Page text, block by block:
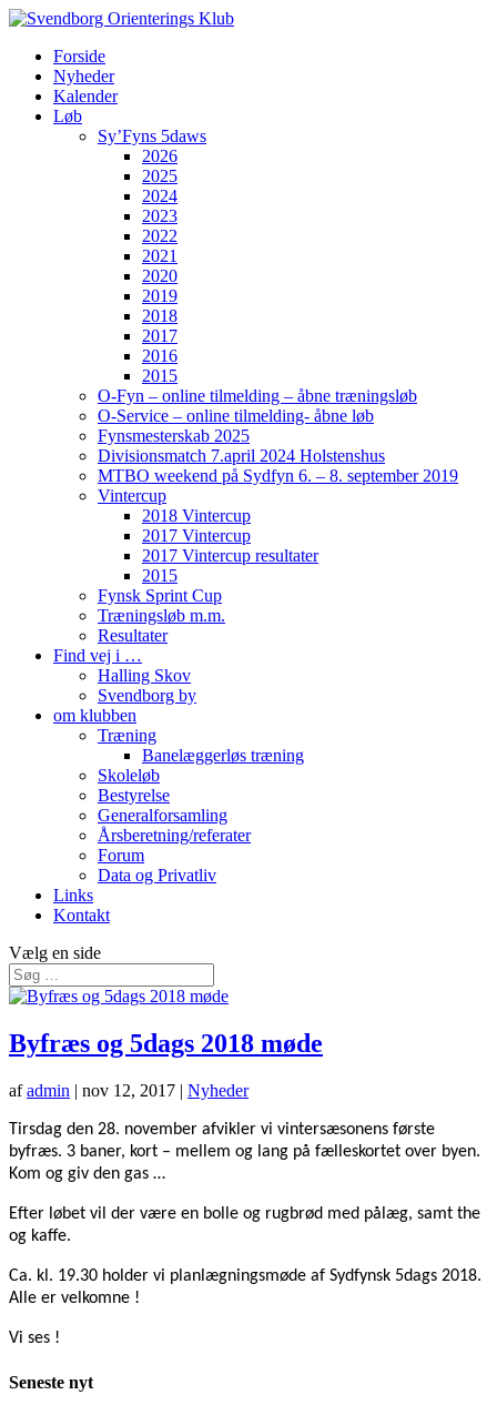
Forside
Nyheder
Kalender
Løb
Sy’Fyns 5daws
2026
2025
2024
2023
2022
2021
2020
2019
2018
2017
2016
2015
O-Fyn – online tilmelding – åbne træningsløb
O-Service – online tilmelding- åbne løb
Fynsmesterskab 2025
Divisionsmatch 7.april 2024 Holstenshus
MTBO weekend på Sydfyn 6. – 8. september 2019
Vintercup
2018 Vintercup
2017 Vintercup
2017 Vintercup resultater
2015
Fynsk Sprint Cup
Træningsløb m.m.
Resultater
Find vej i …
Halling Skov
Svendborg by
om klubben
Træning
Banelæggerløs træning
Skoleløb
Bestyrelse
Generalforsamling
Årsberetning/referater
Forum
Data og Privatliv
Links
Kontakt
Vælg en side
Byfræs og 5dags 2018 møde
afadmin | nov 12, 2017 | Nyheder
Tirsdag den 28. november afvikler vi vintersæsonens første
byfræs. 3 baner, kort – mellem og lang på fælleskortet over byen.
Kom og giv den gas …
Efter løbet vil der være en bolle og rugbrød med pålæg, samt the
og kaffe.
Ca. kl. 19.30 holder vi planlægningsmøde af Sydfynsk 5dags 2018.
Alle er velkomne !
Vi ses !
Seneste nyt